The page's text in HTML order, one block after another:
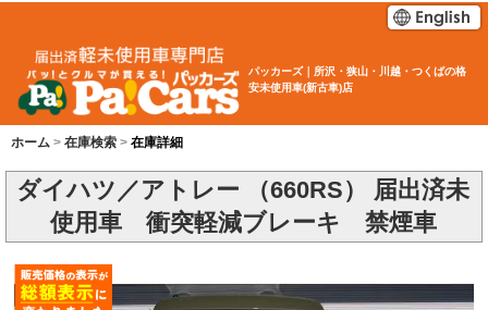
パッカーズ｜所沢・狭山・川越・つくばの格
安未使用車(新古車)店
ホーム 在庫検索 在庫詳細
ダイハツ／アトレー （660RS） 届出済未
使用車 衝突軽減ブレーキ 禁煙車